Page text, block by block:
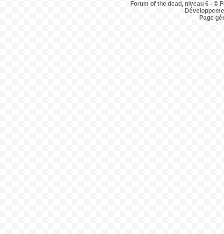
Forum of the dead, niveau 6 - ©
Page